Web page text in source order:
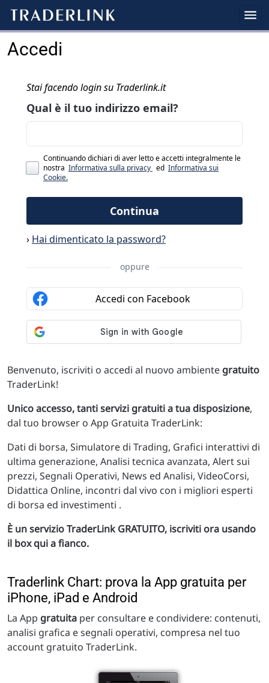
Accedi
Benvenuto, iscriviti o accedi al nuovo ambiente gratuito
TraderLink!
Unico accesso, tanti servizi gratuiti a tua disposizione,
dal tuo browser o App Gratuita TraderLink:
Dati di borsa, Simulatore di Trading, Grafici interattivi di
ultima generazione, Analisi tecnica avanzata, Alert sui
prezzi, Segnali Operativi, News ed Analisi, VideoCorsi,
Didattica Online, incontri dal vivo con i migliori esperti
di borsa ed investimenti .
È un servizio TraderLink GRATUITO, iscriviti ora usando
il box qui a fianco.
Traderlink Chart: prova la App gratuita per
iPhone, iPad e Android
La App gratuita per consultare e condividere: contenuti,
analisi grafica e segnali operativi, compresa nel tuo
account gratuito TraderLink.